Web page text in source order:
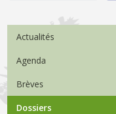
Menu Actualités
Actualités
Agenda
Brèves
Dossiers